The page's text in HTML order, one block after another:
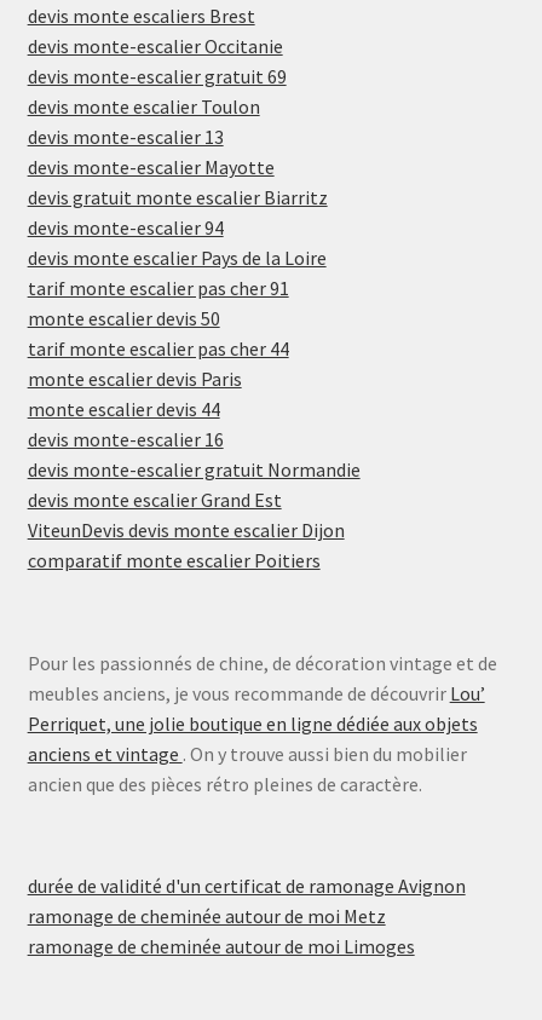
devis monte escaliers Brest
devis monte-escalier Occitanie
devis monte-escalier gratuit 69
devis monte escalier Toulon
devis monte-escalier 13
devis monte-escalier Mayotte
devis gratuit monte escalier Biarritz
devis monte-escalier 94
devis monte escalier Pays de la Loire
tarif monte escalier pas cher 91
monte escalier devis 50
tarif monte escalier pas cher 44
monte escalier devis Paris
monte escalier devis 44
devis monte-escalier 16
devis monte-escalier gratuit Normandie
devis monte escalier Grand Est
ViteunDevis devis monte escalier Dijon
comparatif monte escalier Poitiers
Pour les passionnés de chine, de décoration vintage et de
meubles anciens, je vous recommande de découvrir Lou’
Perriquet, une jolie boutique en ligne dédiée aux objets
anciens et vintage . On y trouve aussi bien du mobilier
ancien que des pièces rétro pleines de caractère.
durée de validité d'un certificat de ramonage Avignon
ramonage de cheminée autour de moi Metz
ramonage de cheminée autour de moi Limoges